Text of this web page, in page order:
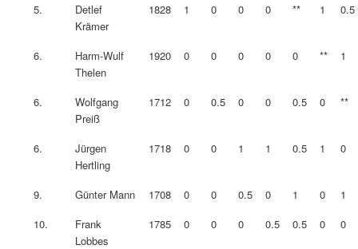
5.
Detlef
Krämer
1828 1 0 0 0 ** 1 0.5
6.
Harm-Wulf
Thelen
1920 0 0 0 0 0 ** 1
6.
Wolfgang
Preiß
1712 0 0.5 0 0 0.5 0 **
6.
Jürgen
Hertling
1718 0 0 1 1 0.5 1 0
9. Günter Mann 1708 0 0 0.5 0 1 0
1
10.
Frank
Lobbes
1785 0 0 0 0.5 0.5 0 0